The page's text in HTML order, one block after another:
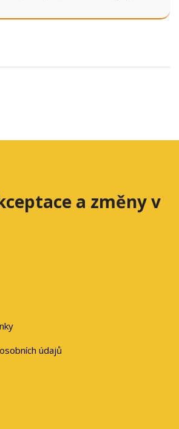
a změny v
údajů